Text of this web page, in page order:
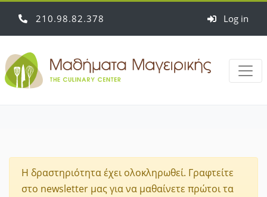
210 98 82 378 Log in
Η δραστηριότητα έχει ολοκληρωθεί. Γραφτείτε
στο newsletter μας για να μαθαίνετε πρώτοι τα